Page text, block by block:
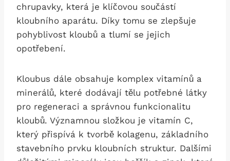
chrupavky, která je klíčovou součástí
kloubního aparátu. Díky tomu se zlepšuje
pohyblivost kloubů a tlumí se jejich
opotřebení.
Kloubus dále obsahuje komplex vitamínů a
minerálů, které dodávají tělu potřebné látky
pro regeneraci a správnou funkcionalitu
kloubů. Významnou složkou je vitamín C,
který přispívá k tvorbě kolagenu, základního
stavebního prvku kloubních struktur. Dalšími